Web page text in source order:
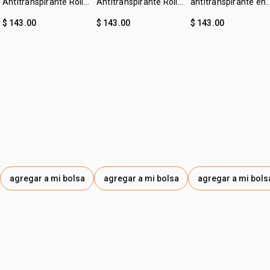
Uniforme
$ 143.00
agregar a mi bolsa
Limón y Menta
$ 143.00
agregar a mi bolsa
algodón Tododia
$ 143.00
agregar a mi